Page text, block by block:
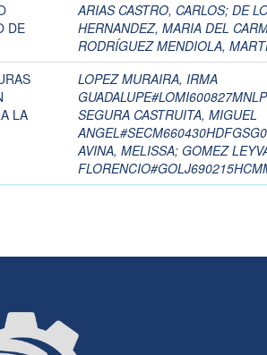
DE
ARIAS CASTRO, CARLOS; DE
HERNANDEZ, MARIA DEL
RODRÍGUEZ MENDIOLA,
LA
LOPEZ MURAIRA, IRMA
SEGURA CASTRUITA, MIGUEL
AVINA, MELISSA; GOMEZ